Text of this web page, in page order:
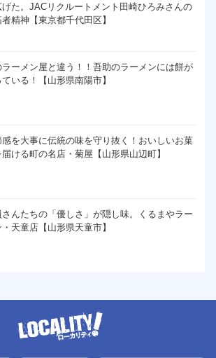
げた。JACリクルートメント田崎ひろみさんの
精神【東京都千代田区】
ラーメン屋と違う！！吾助のラーメンには餅が
ている！【山形県南陽市】
感を大事に伝統の味を守り抜く！おいしいお菓
ける町の名店・菊屋【山形県山辺町】
さんたちの「優しさ」が隠し味。くるまやラー
・天童店【山形県天童市】